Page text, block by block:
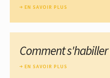
EN SAVOIR PLUS
Comment s'habiller
EN SAVOIR PLUS